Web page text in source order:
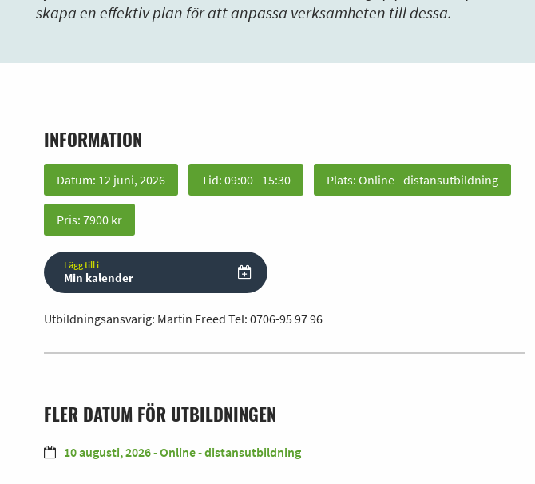
skapa en effektiv plan för att anpassa verksamheten till dessa.
INFORMATION
Datum: 12 juni, 2026 Tid: 09:00 - 15:30 Plats: Online - distansutbildning
Pris: 7900 kr
Lägg till i
Min kalender
Utbildningsansvarig: Martin Freed Tel: 0706-95 97 96
FLER DATUM FÖR UTBILDNINGEN
10 augusti, 2026 - Online - distansutbildning